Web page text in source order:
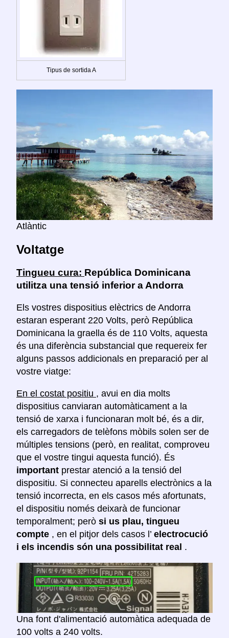
Tipus de sortida A
Atlàntic
Voltatge
Tingueu cura: República Dominicana
utilitza una tensió inferior a Andorra
Els vostres dispositius elèctrics de Andorra
estaran esperant 220 Volts, però República
Dominicana la graella és de 110 Volts, aquesta
és una diferència substancial que requereix fer
alguns passos addicionals en preparació per al
vostre viatge:
En el costat positiu , avui en dia molts
dispositius canviaran automàticament a la
tensió de xarxa i funcionaran molt bé, és a dir,
els carregadors de telèfons mòbils solen ser de
múltiples tensions (però, en realitat, comproveu
que el vostre tingui aquesta funció). És
important prestar atenció a la tensió del
dispositiu. Si connecteu aparells electrònics a la
tensió incorrecta, en els casos més afortunats,
el dispositiu només deixarà de funcionar
temporalment; però si us plau, tingueu
compte , en el pitjor dels casos l’ electrocució
i els incendis són una possibilitat real .
Una font d'alimentació automàtica adequada de
100 volts a 240 volts.